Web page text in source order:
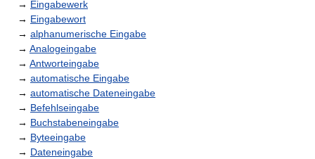
→ Eingabewerk
→ Eingabewort
→ alphanumerische Eingabe
→ Analogeingabe
→ Antworteingabe
→ automatische Eingabe
→ automatische Dateneingabe
→ Befehlseingabe
→ Buchstabeneingabe
→ Byteeingabe
→ Dateneingabe